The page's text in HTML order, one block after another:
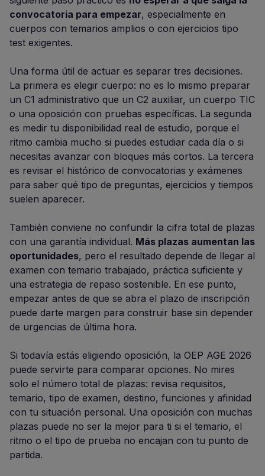
convocatoria para empezar, especialmente en
cuerpos con temarios amplios o con ejercicios tipo
test exigentes.
Una forma útil de actuar es separar tres decisiones.
La primera es elegir cuerpo: no es lo mismo preparar
un C1 administrativo que un C2 auxiliar, un cuerpo TIC
o una oposición con pruebas específicas. La segunda
es medir tu disponibilidad real de estudio, porque el
ritmo cambia mucho si puedes estudiar cada día o si
necesitas avanzar con bloques más cortos. La tercera
es revisar el histórico de convocatorias y exámenes
para saber qué tipo de preguntas, ejercicios y tiempos
suelen aparecer.
También conviene no confundir la cifra total de plazas
con una garantía individual. Más plazas aumentan las
oportunidades, pero el resultado depende de llegar al
examen con temario trabajado, práctica suficiente y
una estrategia de repaso sostenible. En ese punto,
empezar antes de que se abra el plazo de inscripción
puede darte margen para construir base sin depender
de urgencias de última hora.
Si todavía estás eligiendo oposición, la OEP AGE 2026
puede servirte para comparar opciones. No mires
solo el número total de plazas: revisa requisitos,
temario, tipo de examen, destino, funciones y afinidad
con tu situación personal. Una oposición con muchas
plazas puede no ser la mejor para ti si el temario, el
ritmo o el tipo de prueba no encajan con tu punto de
partida.